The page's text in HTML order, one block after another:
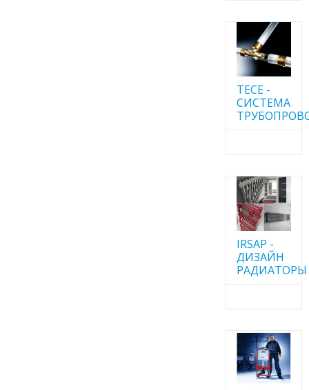
TECE -
CИСТЕМА
IRSAP -
ДИЗАЙН
РАДИАТОРЫ